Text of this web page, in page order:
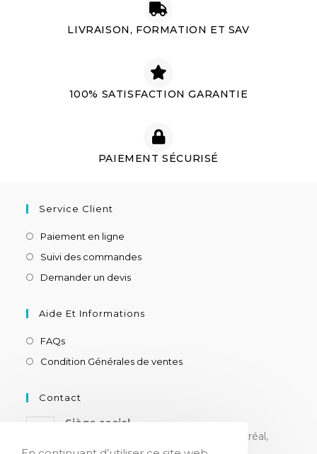
LIVRAISON, FORMATION ET SAV
100% SATISFACTION GARANTIE
PAIEMENT SÉCURISÉ
Service Client
Paiement en ligne
Suivi des commandes
Demander un devis
Aide Et Informations
FAQs
Condition Générales de ventes
Contact
Siège social
8180 ch. Devonshire, suite 205, Montréal,
H4P 2K3, CANADA